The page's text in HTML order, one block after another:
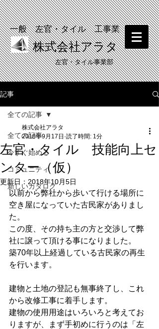
一般 左官・タイル 工事業
株式会社アラタ
​左官・タイル事業部
​塗り壁体験 受付中！
記事
全ての記事
今すぐ始める
コミュニティ
新しいカタログ
全ての記事
左官・タイル 技能向上セ
ンター（仮）
株式会社アラタ
2018年9月17日 読了時間: 1分
更新日： 2018年10月5日
以前から弊社から歩いて行ける場所に
空き屋になっていた古民家がありまし
た。
この度、その持ち主の方と交渉して弊
社に譲って頂ける事になりました。
築70年以上経過している古民家の再生
を行います。
建物と土地の登記も無事終了し、これ
から改修工事に着手します。
建物の使用用途はいろいろと考えてお
りますが、まず手初めに行うのは「左